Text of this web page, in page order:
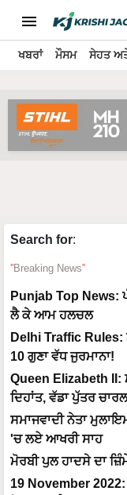
ਖਬਰਾਂ ਮੌਸਮ ਸੇਹਤ
Search for:
Breaking News
Punjab Top News:
ਲੈ ਕੇ ਆਮ ਹਲਚਲ
Delhi Traffic
10 ਗੁਣਾ ਵੱਧ ਜੁਰਮਾਨਾ!
Queen Elizabeth II:
ਦਿਹਾਂਤ, ਵੱਡਾ ਪੁੱਤਰ
ਸਮਾਜਵਾਦੀ ਨੇਤਾ
'ਚ ਲਏ ਆਖਰੀ ਸਾਹ
ਮੋਰਬੀ ਪੁਲ ਹਾਦਸੇ ਦਾ
19 November